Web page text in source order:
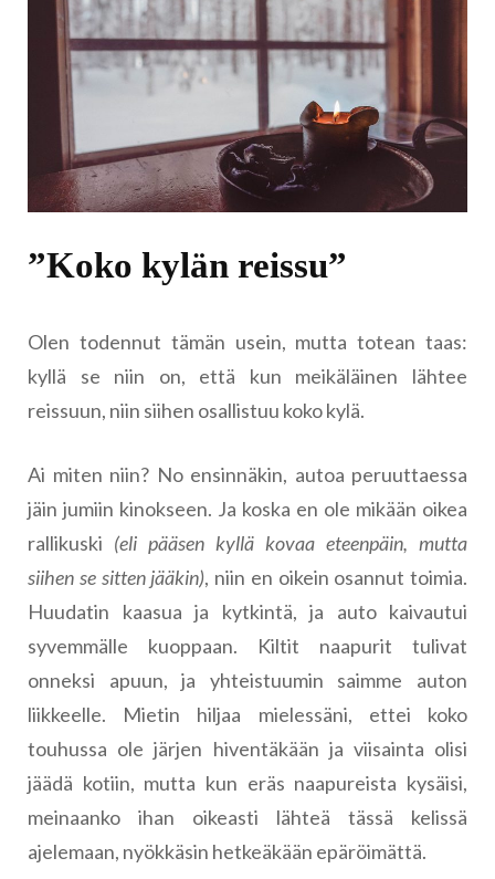
”Koko kylän reissu”
Olen todennut tämän usein, mutta totean taas:
kyllä se niin on, että kun meikäläinen lähtee
reissuun, niin siihen osallistuu koko kylä.
Ai miten niin? No ensinnäkin, autoa peruuttaessa
jäin jumiin kinokseen. Ja koska en ole mikään oikea
rallikuski (eli pääsen kyllä kovaa eteenpäin, mutta
siihen se sitten jääkin), niin en oikein osannut toimia.
Huudatin kaasua ja kytkintä, ja auto kaivautui
syvemmälle kuoppaan. Kiltit naapurit tulivat
onneksi apuun, ja yhteistuumin saimme auton
liikkeelle. Mietin hiljaa mielessäni, ettei koko
touhussa ole järjen hiventäkään ja viisainta olisi
jäädä kotiin, mutta kun eräs naapureista kysäisi,
meinaanko ihan oikeasti lähteä tässä kelissä
ajelemaan, nyökkäsin hetkeäkään epäröimättä.